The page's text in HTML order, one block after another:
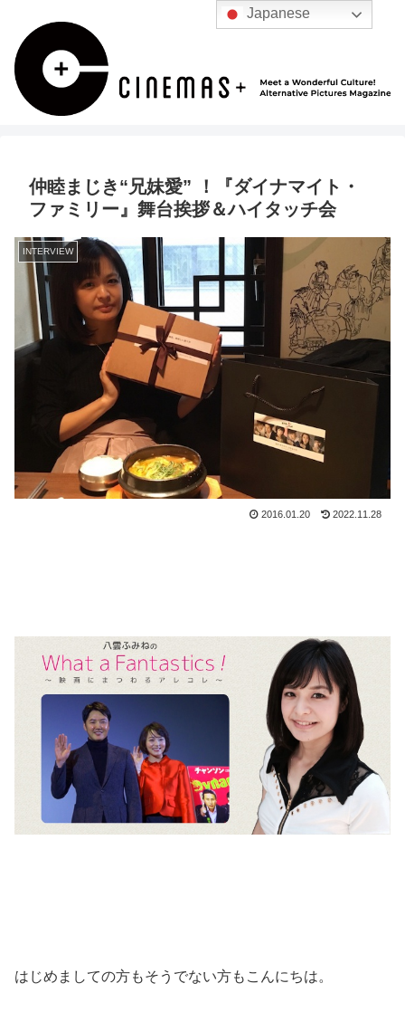
仲睦まじき“兄妹愛” ！『ダイナマイト・
ファミリー』舞台挨拶＆ハイタッチ会
INTERVIEW
2016.01.20 2022.11.28
はじめましての方もそうでない方もこんにちは。
Japanese